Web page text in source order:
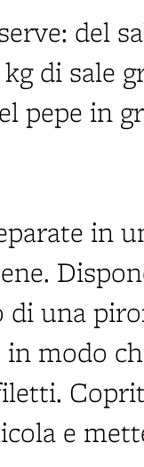
del
di sale
pepe in
in
una
modo
e